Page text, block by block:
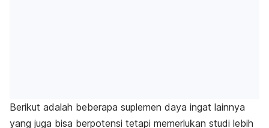
Berikut adalah beberapa suplemen daya ingat lainnya
yang juga bisa berpotensi tetapi memerlukan studi lebih